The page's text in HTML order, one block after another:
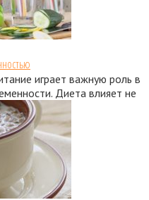
играет важную роль в
Диета влияет не